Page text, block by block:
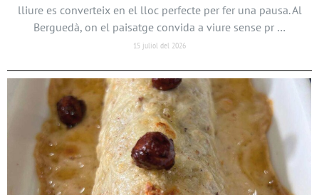
lliure es converteix en el lloc perfecte per fer una pausa. Al
Berguedà, on el paisatge convida a viure sense pr …
15 juliol del 2026